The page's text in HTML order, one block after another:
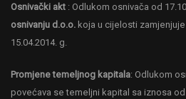
Osnivački akt : Odlukom osnivača od
osnivanju d.o.o. koja u cijelosti
15.04.2014. g.
Promjene temeljnog kapitala: Odlukom
povećava se temeljni kapital sa iznosa